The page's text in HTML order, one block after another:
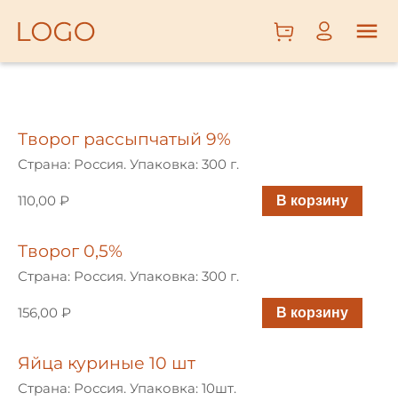
Творог рассыпчатый 9%
Страна: Россия. Упаковка: 300 г.
110,00 ₽ В корзину
Творог 0,5%
Страна: Россия. Упаковка: 300 г.
156,00 ₽ В корзину
Яйца куриные 10 шт
Страна: Россия. Упаковка: 10шт.
ОВОЩИ
МЯСО,
ПТИЦА,
И СЫРЫ
МОЛОЧНЫЕ
ЯЙЦА
БАКАЛЕЯ,
ХЛЕБ,
СЛАДОСТИ